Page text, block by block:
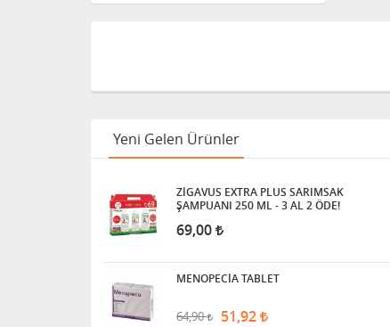
DERMOTTO SAÇ LOSYONU
69,50
SAWPOO ŞAMPUAN
NASORİNSE SPREY 50 ML
Yeni Gelen Ürünler
ZİGAVUS EXTRA PLUS SARIMSAK
ŞAMPUANI 250 ML - 3 AL 2 ÖDE!
69,00
MENOPECİA TABLET
64,90 51,92